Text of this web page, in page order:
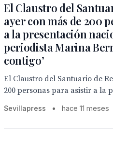
El Claustro del
ayer con más de 200
a la presentación
periodista Marina
contigo’
El Claustro del Santuario de
200 personas para asistir a la
Sevillapress • hace 11 meses